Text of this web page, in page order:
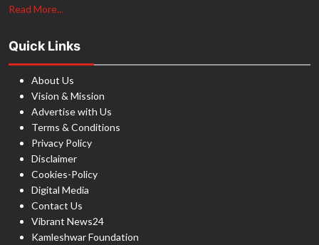
Read More...
Quick Links
About Us
Vision & Mission
Advertise with Us
Terms & Conditions
Privacy Policy
Disclaimer
Cookies-Policy
Digital Media
Contact Us
Vibrant News24
Kamleshwar Foundation